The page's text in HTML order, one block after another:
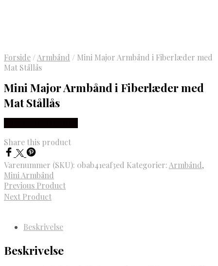
Forside / Armbånd / Mini Major Armbånd i Fiberlæder med
Mat Stållås
Mini Major Armbånd i Fiberlæder med
Mat Stållås
Share this product
Varenummer (SKU): 0bab41eaf3ed Kategorier:Armbånd,
Mini Armbånd
Previous Product
Next Product
Beskrivelse
Beskrivelse